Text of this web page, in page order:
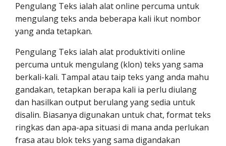
Pengulang Teks ialah alat online percuma untuk
mengulang teks anda beberapa kali ikut nombor
yang anda tetapkan.
Pengulang Teks ialah alat produktiviti online
percuma untuk mengulang (klon) teks yang sama
berkali-kali. Tampal atau taip teks yang anda mahu
gandakan, tetapkan berapa kali ia perlu diulang
dan hasilkan output berulang yang sedia untuk
disalin. Biasanya digunakan untuk chat, format teks
ringkas dan apa-apa situasi di mana anda perlukan
frasa atau blok teks yang sama digandakan